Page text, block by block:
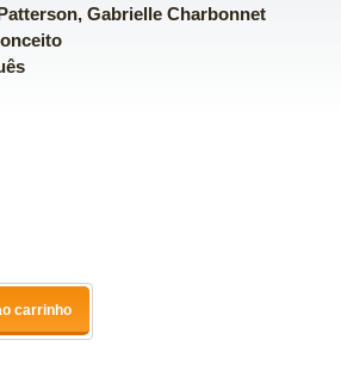
Gabrielle Charbonnet
carrinho